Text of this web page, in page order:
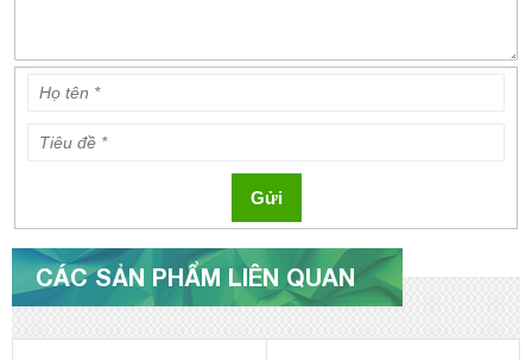
Gửi
CÁC SẢN PHẨM LIÊN QUAN